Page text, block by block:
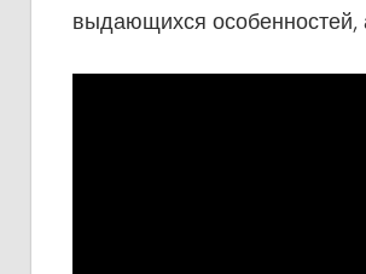
выдающихся особенностей,